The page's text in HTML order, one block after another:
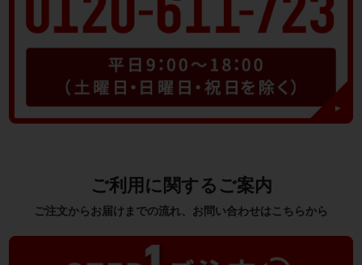
ご利用に関するご案内
ご注文からお届けまでの流れ、お問い合わせはこちらから